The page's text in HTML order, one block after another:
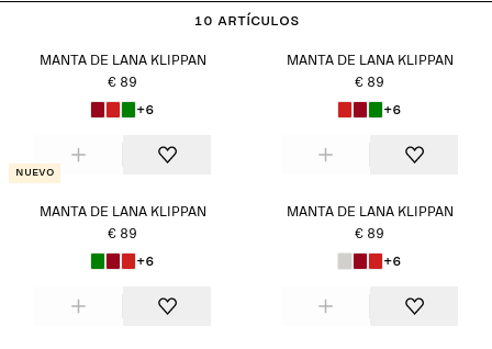
10 artículos
MANTA DE LANA KLIPPAN
€ 89
+6
MANTA DE LANA KLIPPAN
€ 89
+6
Nuevo
MANTA DE LANA KLIPPAN
€ 89
+6
MANTA DE LANA KLIPPAN
€ 89
+6